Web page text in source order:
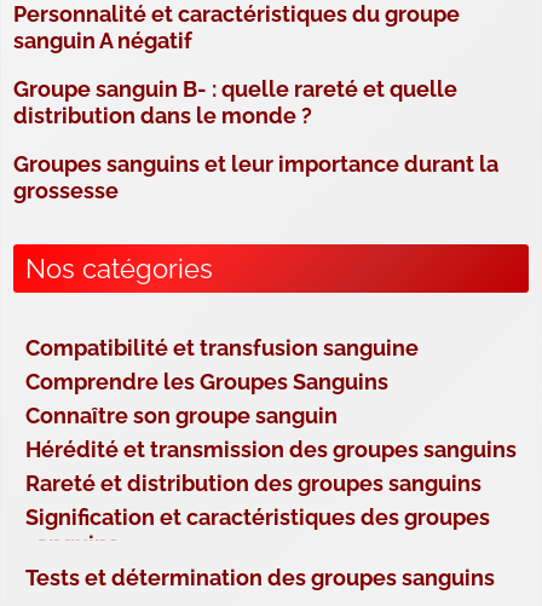
Personnalité et caractéristiques du groupe
sanguin A négatif
Groupe sanguin B- : quelle rareté et quelle
distribution dans le monde ?
Groupes sanguins et leur importance durant la
grossesse
Nos catégories
Compatibilité et transfusion sanguine
Comprendre les Groupes Sanguins
Connaître son groupe sanguin
Hérédité et transmission des groupes sanguins
Rareté et distribution des groupes sanguins
Signification et caractéristiques des groupes
sanguins
Tests et détermination des groupes sanguins